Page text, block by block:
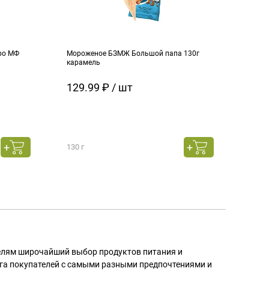
МФ
Мороженое БЗМЖ Большой папа 130г
карамель
129.99 ₽ / шт
130 г
широчайший выбор продуктов питания и
покупателей с самыми разными предпочтениями и